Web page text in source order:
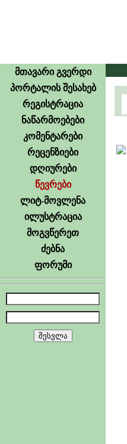
მთავარი გვერდი
პორტალის შესახებ
რეგისტრაცია
ნაწარმოებები
კომენტარები
რეცენზიები
დღიურები
წევრები
ლიტ-მოვლენა
ილუსტრაცია
მოგვწერეთ
ძებნა
ფორუმი